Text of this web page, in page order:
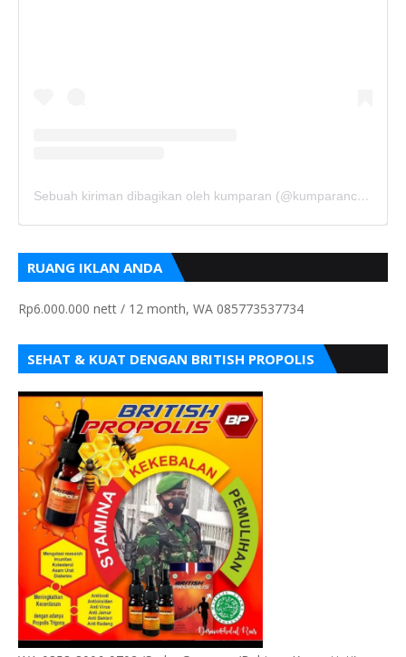
Sebuah kiriman dibagikan oleh kumparan (@kumparancom)
RUANG IKLAN ANDA
Rp6.000.000 nett / 12 month, WA 085773537734
SEHAT & KUAT DENGAN BRITISH PROPOLIS